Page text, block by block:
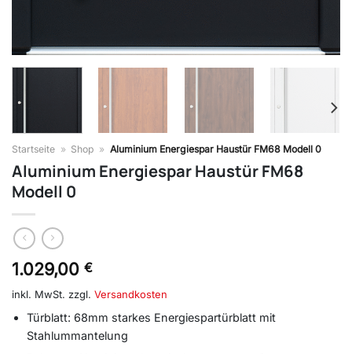
Startseite » Shop » Aluminium Energiespar Haustür FM68 Modell 0
Aluminium Energiespar Haustür FM68
Modell 0
1.029,00 €
inkl. MwSt. zzgl. Versandkosten
Türblatt: 68mm starkes Energiespartürblatt mit
Stahlummantelung